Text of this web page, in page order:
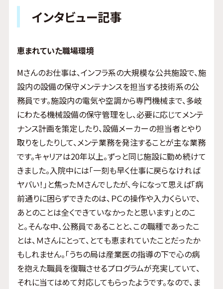
インタビュー記事
恵まれていた職場環境
Mさんのお仕事は、インフラ系の大規模な公共施設で、施
設内の設備の保守メンテナンスを担当する技術系の公
務員です。施設内の電気や空調から専門機械まで、多岐
にわたる機械設備の保守管理をし、必要に応じてメンテ
ナンス計画を策定したり、設備メーカーの担当者とやり
取りをしたりして、メンテ業務を発注することが主な業務
です。キャリアは20年以上。ずっと同じ施設に勤め続けて
きました。入院中には「一刻も早く仕事に戻らなければ
ヤバい！」と焦ったＭさんでしたが、今になって思えば「病
前通りに困らずできたのは、ＰＣの操作や入力くらいで、
あとのことは全くできていなかったと思います」とのこ
と。そんな中、公務員であることと、この職種であったこ
とは、Ｍさんにとって、とても恵まれていたことだったか
もしれません。「うちの局は産業医の指導の下で心の病
を抱えた職員を復職させるプログラムが充実していて、
それに当てはめて対応してもらったようです。なので、ま